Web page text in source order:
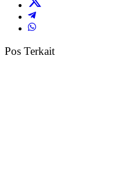
Pos Terkait